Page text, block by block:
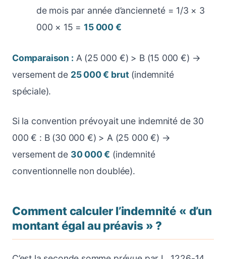
de mois par année d’ancienneté = 1/3 × 3
000 × 15 =15 000 €
Comparaison : A (25 000 €) > B (15 000 €) →
versement de 25 000 € brut(indemnité
spéciale).
Si la convention prévoyait une indemnité de 30
000 € : B (30 000 €) > A (25 000 €) →
versement de 30 000 € (indemnité
conventionnelle non doublée).
Comment calculer l’indemnité « d’un
montant égal au préavis » ?